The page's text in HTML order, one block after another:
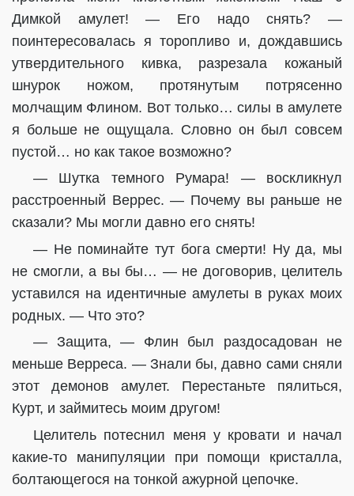
Димкой амулет! — Его надо снять? —
поинтересовалась я торопливо и, дождавшись
утвердительного кивка, разрезала кожаный
шнурок ножом, протянутым потрясенно
молчащим Флином. Вот только… силы в амулете
я больше не ощущала. Словно он был совсем
пустой… но как такое возможно?
— Шутка темного Румара! — воскликнул
расстроенный Веррес. — Почему вы раньше не
сказали? Мы могли давно его снять!
— Не поминайте тут бога смерти! Ну да, мы
не смогли, а вы бы… — не договорив, целитель
уставился на идентичные амулеты в руках моих
родных. — Что это?
— Защита, — Флин был раздосадован не
меньше Верреса. — Знали бы, давно сами сняли
этот демонов амулет. Перестаньте пялиться,
Курт, и займитесь моим другом!
Целитель потеснил меня у кровати и начал
какие-то манипуляции при помощи кристалла,
болтающегося на тонкой ажурной цепочке.